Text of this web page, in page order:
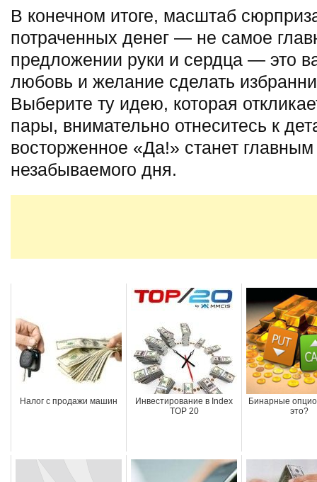
В конечном итоге, масштаб
потраченных денег — не самое
предложении руки и сердца — это
любовь и желание сделать
Выберите ту идею, которая
пары, внимательно отнеситесь к
восторженное «Да!» станет
незабываемого дня.
Налог с продажи машин
Инвестирование в Index
TOP 20
Бинарные
это?